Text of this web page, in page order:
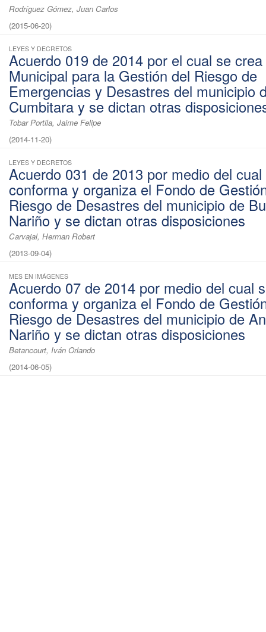
Rodríguez Gómez, Juan Carlos
(2015-06-20)
LEYES Y DECRETOS
Acuerdo 019 de 2014 por el cual se
Municipal para la Gestión del Riesgo de
Emergencias y Desastres del municipio
Cumbitara y se dictan otras
Tobar Portila, Jaime Felipe
(2014-11-20)
LEYES Y DECRETOS
Acuerdo 031 de 2013 por medio del
conforma y organiza el Fondo de
Riesgo de Desastres del municipio de
Nariño y se dictan otras disposiciones
Carvajal, Herman Robert
(2013-09-04)
MES EN IMÁGENES
Acuerdo 07 de 2014 por medio del cual
conforma y organiza el Fondo de
Riesgo de Desastres del municipio de
Nariño y se dictan otras disposiciones
Betancourt, Iván Orlando
(2014-06-05)